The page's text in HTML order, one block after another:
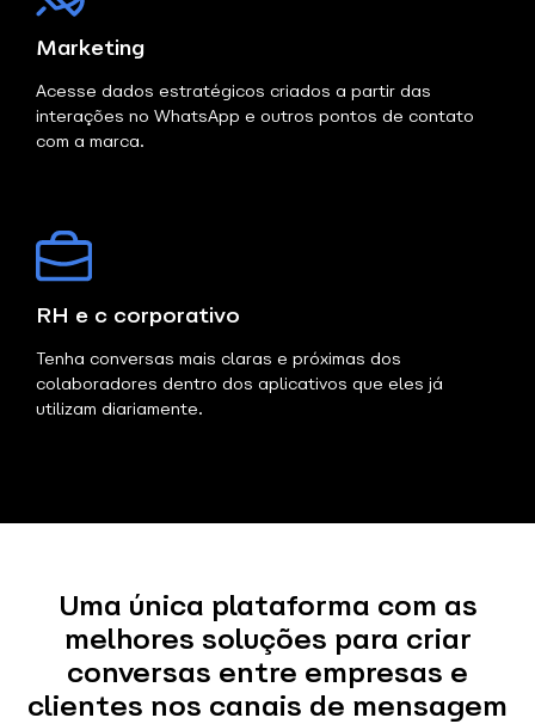
Marketing
Acesse dados estratégicos criados a partir das
interações no WhatsApp e outros pontos de contato
com a marca.
RH e c corporativo
Tenha conversas mais claras e próximas dos
colaboradores dentro dos aplicativos que eles já
utilizam diariamente.
Uma única plataforma com as
melhores soluções para criar
conversas entre empresas e
clientes nos canais de mensagem